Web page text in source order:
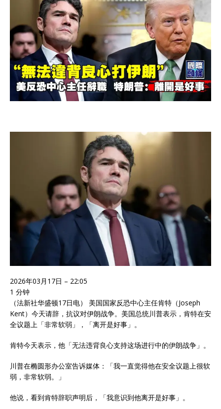
2026年03月17日 – 22:05
1 分钟
（法新社华盛顿17日电） 美国国家反恐中心主任肯特（Joseph
Kent）今天请辞，抗议对伊朗战争。美国总统川普表示，肯特在安
全议题上「非常软弱」，「离开是好事」。
肯特今天表示，他「无法违背良心支持这场进行中的伊朗战争」。
川普在椭圆形办公室告诉媒体：「我一直觉得他在安全议题上很软
弱，非常软弱。」
他说，看到肯特辞职声明后，「我意识到他离开是好事」。